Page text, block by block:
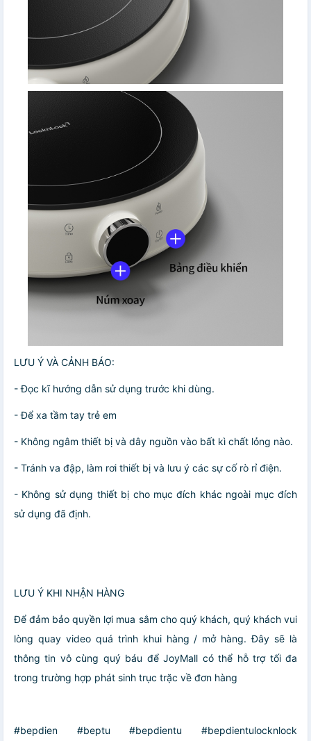
LƯU Ý VÀ CẢNH BÁO:
- Đọc kĩ hướng dẫn sử dụng trước khi dùng.
- Để xa tầm tay trẻ em
- Không ngâm thiết bị và dây nguồn vào bất kì chất lỏng nào.
- Tránh va đập, làm rơi thiết bị và lưu ý các sự cố rò rỉ điện.
- Không sử dụng thiết bị cho mục đích khác ngoài mục đích
sử dụng đã định.
LƯU Ý KHI NHẬN HÀNG
Để đảm bảo quyền lợi mua sắm cho quý khách, quý khách vui
lòng quay video quá trình khui hàng / mở hàng. Đây sẽ là
thông tin vô cùng quý báu để JoyMall có thể hỗ trợ tối đa
trong trường hợp phát sinh trục trặc về đơn hàng
#bepdien #beptu #bepdientu #bepdientulocknlock